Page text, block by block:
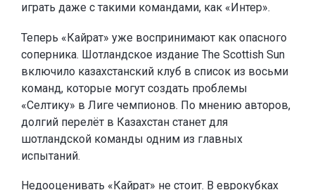
играть даже с такими командами, как «Интер».
Теперь «Кайрат» уже воспринимают как опасного
соперника. Шотландское издание The Scottish Sun
включило казахстанский клуб в список из восьми
команд, которые могут создать проблемы
«Селтику» в Лиге чемпионов. По мнению авторов,
долгий перелёт в Казахстан станет для
шотландской команды одним из главных
испытаний.
Недооценивать «Кайрат» не стоит. В еврокубках